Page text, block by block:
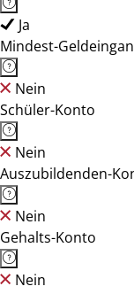
Ja
Mindest-
Nein
Schüler-Konto
Nein
Auszubildenden-
Nein
Gehalts-Konto
Nein